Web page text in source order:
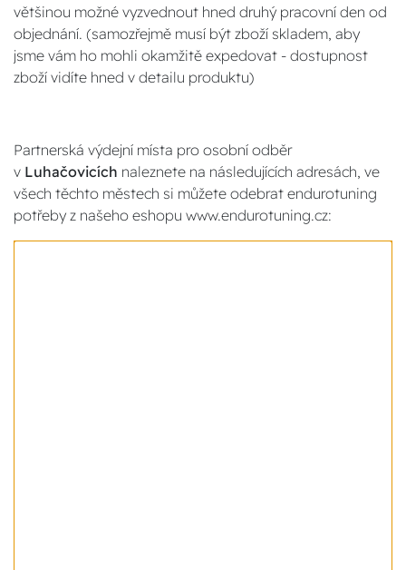
většinou možné vyzvednout hned druhý pracovní den od
objednání. (samozřejmě musí být zboží skladem, aby
jsme vám ho mohli okamžitě expedovat - dostupnost
zboží vidíte hned v detailu produktu)
Partnerská výdejní místa pro osobní odběr
v Luhačovicích naleznete na následujících adresách, ve
všech těchto městech si můžete odebrat endurotuning
potřeby z našeho eshopu www.endurotuning.cz: